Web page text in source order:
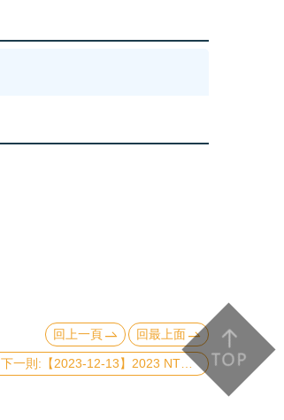
回上一頁 回最上面
下一則:【2023-12-13】2023 NTU-CTP Best Student Paper Award Ceremony and Presentations